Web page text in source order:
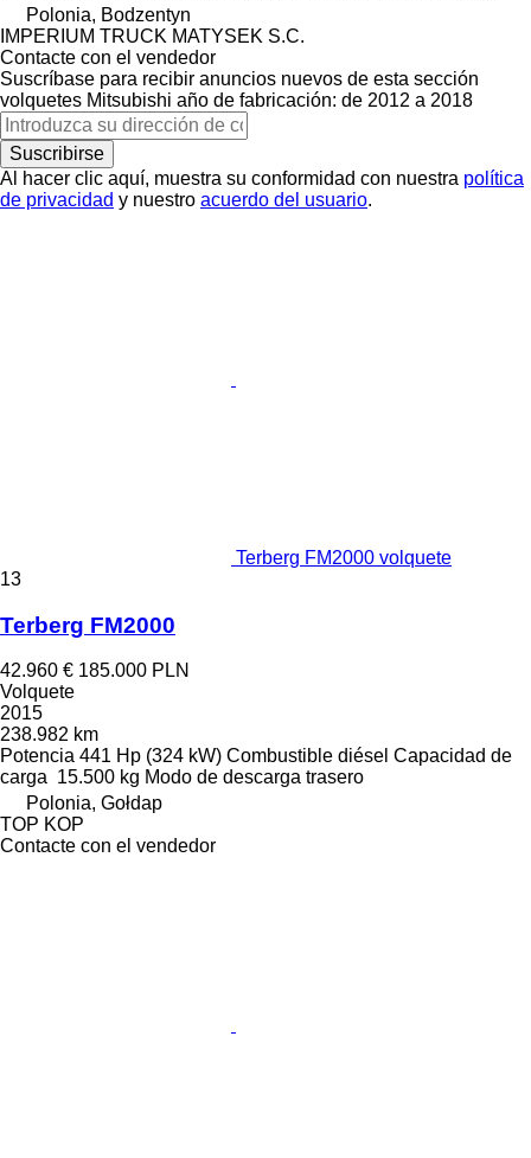
Polonia, Bodzentyn
IMPERIUM TRUCK MATYSEK S.C.
Contacte con el vendedor
Suscríbase para recibir anuncios nuevos de esta sección
volquetes Mitsubishi año de fabricación: de 2012 a 2018
Suscribirse
Al hacer clic aquí, muestra su conformidad con nuestra política
de privacidad y nuestro acuerdo del usuario.
Terberg FM2000 volquete
13
Terberg FM2000
42.960 € 185.000 PLN
Volquete
2015
238.982 km
Potencia 441 Hp (324 kW) Combustible diésel Capacidad de
carga 15.500 kg Modo de descarga trasero
Polonia, Gołdap
TOP KOP
Contacte con el vendedor